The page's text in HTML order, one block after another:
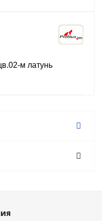
м латунь